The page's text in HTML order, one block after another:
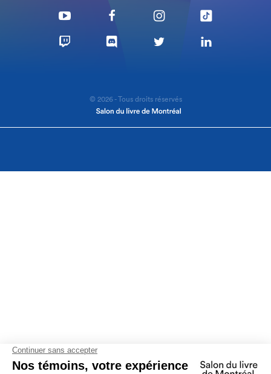
© 2026 - Tous droits réservés